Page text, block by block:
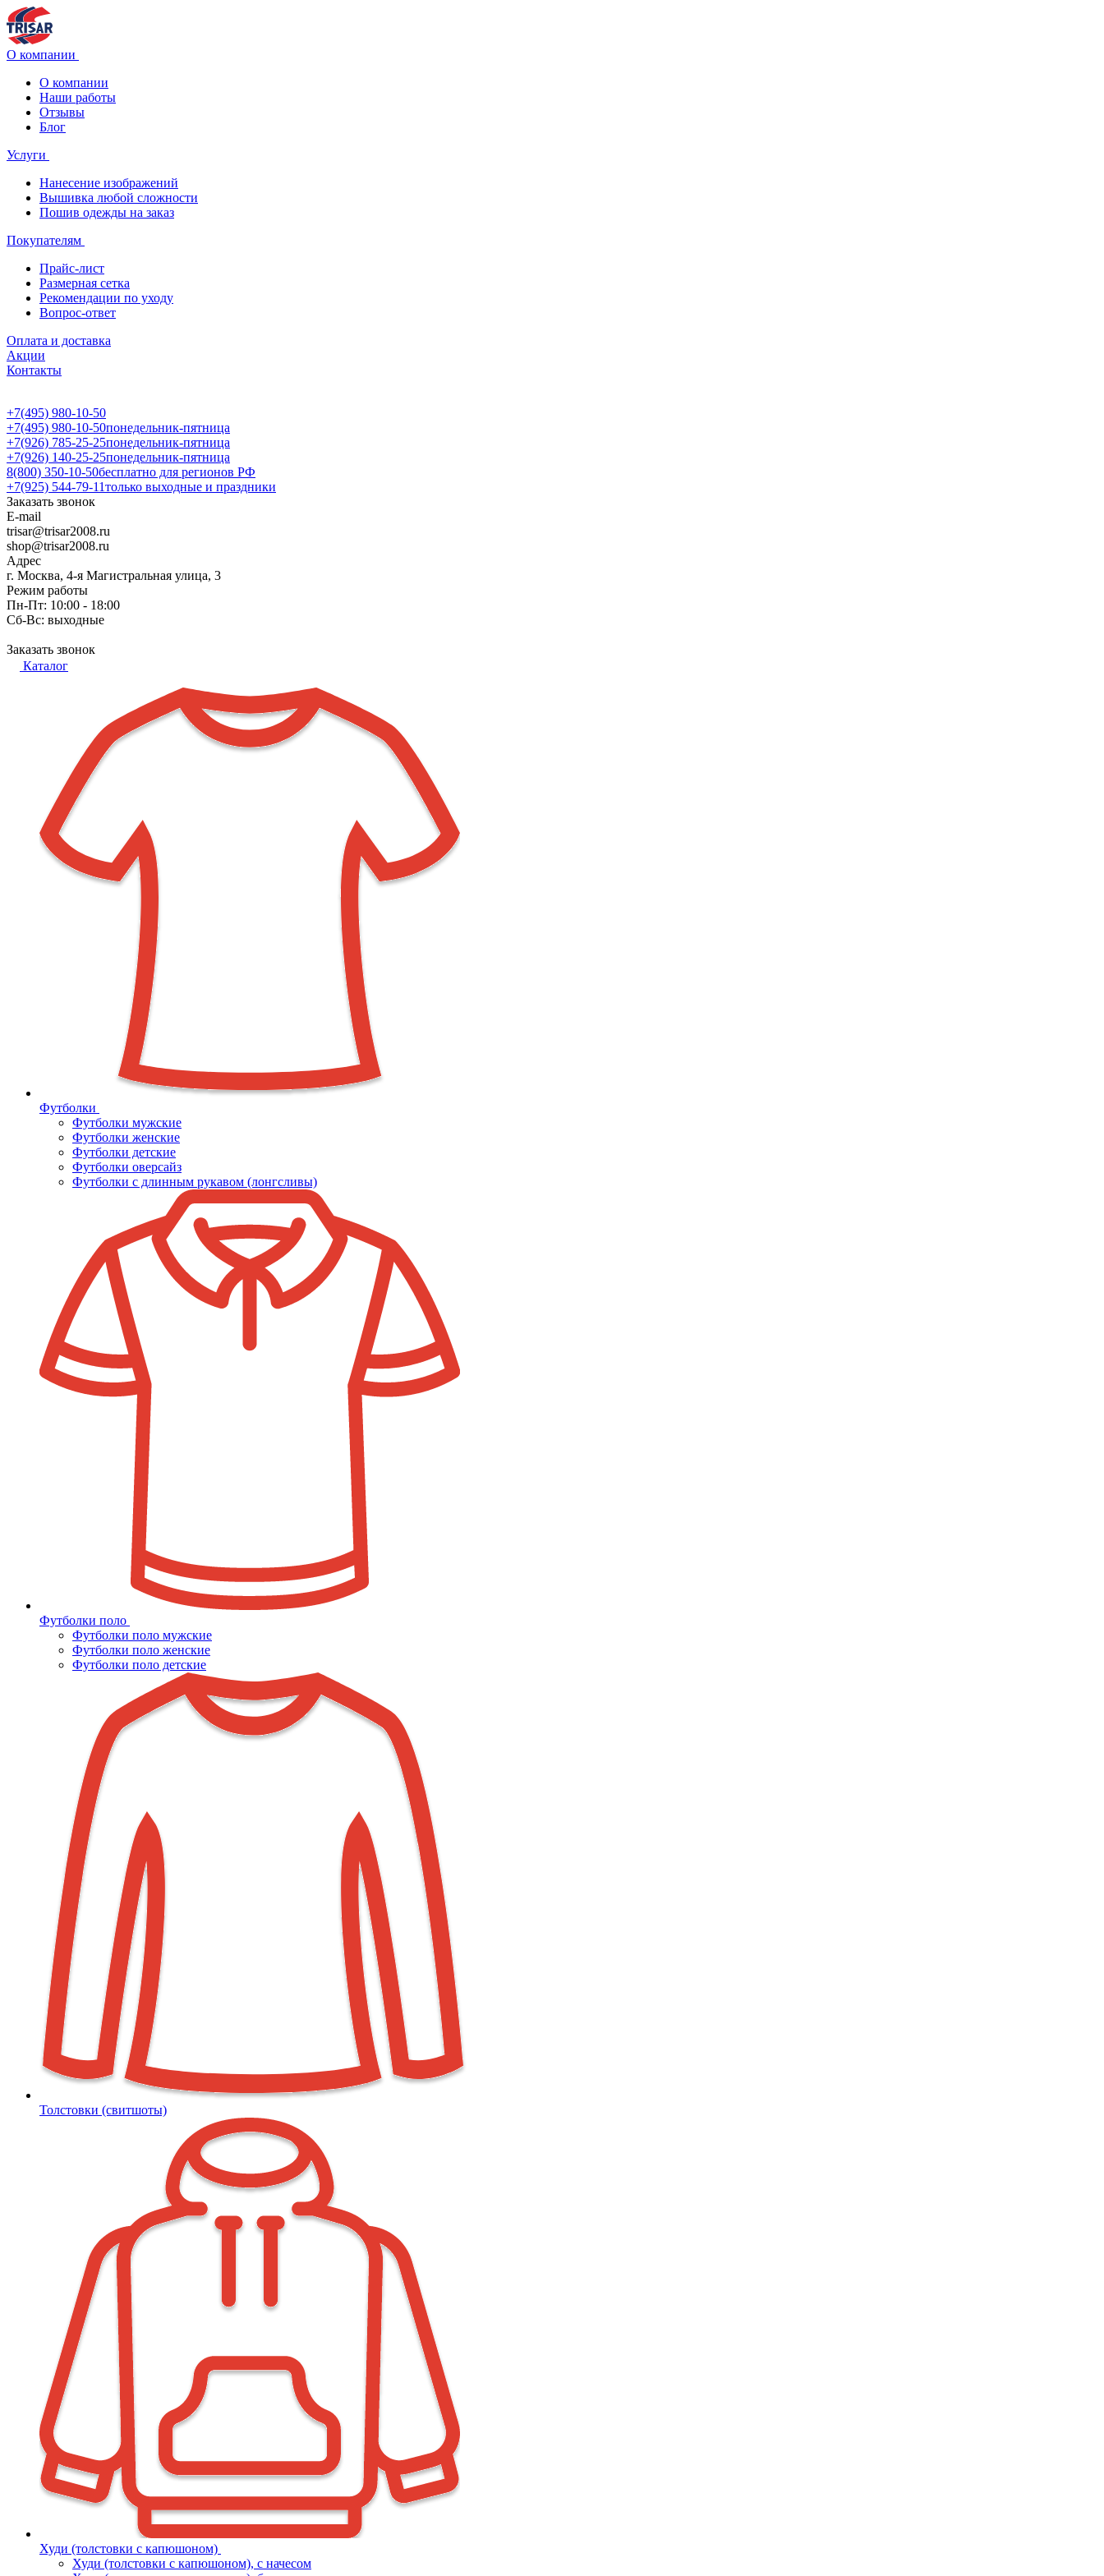
О компании
О компании
Наши работы
Отзывы
Блог
Услуги
Нанесение изображений
Вышивка любой сложности
Пошив одежды на заказ
Покупателям
Прайс-лист
Размерная сетка
Рекомендации по уходу
Вопрос-ответ
Оплата и доставка
Акции
Контакты
+7(495) 980-10-50
+7(495) 980-10-50понедельник-пятница
+7(926) 785-25-25понедельник-пятница
+7(926) 140-25-25понедельник-пятница
8(800) 350-10-50бесплатно для регионов РФ
+7(925) 544-79-11только выходные и праздники
Заказать звонок
E-mail
trisar@trisar2008.ru
shop@trisar2008.ru
Адрес
г. Москва, 4-я Магистральная улица, 3
Режим работы
Пн-Пт: 10:00 - 18:00
Сб-Вс: выходные
Заказать звонок
Каталог
Футболки
Футболки мужские
Футболки женские
Футболки детские
Футболки оверсайз
Футболки с длинным рукавом (лонгсливы)
Футболки поло
Футболки поло мужские
Футболки поло женские
Футболки поло детские
Толстовки (свитшоты)
Худи (толстовки с капюшоном)
Худи (толстовки c капюшоном), с начесом